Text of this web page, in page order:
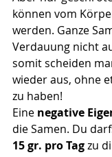
können vom
werden. Ganze
Verdauung nicht
somit scheiden
wieder aus, ohne
zu haben!
Eine negative
die Samen. Du
15 gr. pro Tag zu